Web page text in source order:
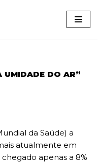
UMIDADE DO AR”
da Saúde) a
atualmente em
apenas a 8%